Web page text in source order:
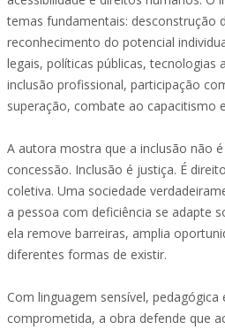
temas fundamentais: desconstrução
reconhecimento do potencial
legais, políticas públicas, tecnologias
inclusão profissional, participação
superação, combate ao capacitismo
A autora mostra que a inclusão não
concessão. Inclusão é justiça. É
coletiva. Uma sociedade
a pessoa com deficiência se adapte
ela remove barreiras, amplia
diferentes formas de existir.
Com linguagem sensível, pedagógica
comprometida, a obra defende que